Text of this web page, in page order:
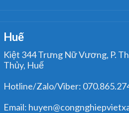
Huế
Kiệt 344 Trưng Nữ Vương, P.
Thủy, Huế
Hotline/Zalo/Viber:
Email: